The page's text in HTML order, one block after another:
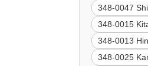
348-0047
348-0015
348-0013
348-0025